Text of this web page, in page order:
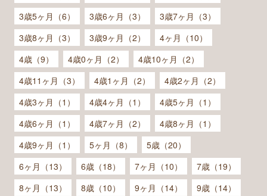
3歳5ヶ月（6）
3歳6ヶ月（3）
3歳7ヶ月（3）
3歳8ヶ月（3）
3歳9ヶ月（2）
4ヶ月（10）
4歳（9）
4歳0ヶ月（2）
4歳10ヶ月（2）
4歳11ヶ月（3）
4歳1ヶ月（2）
4歳2ヶ月（2）
4歳3ヶ月（1）
4歳4ヶ月（1）
4歳5ヶ月（1）
4歳6ヶ月（1）
4歳7ヶ月（2）
4歳8ヶ月（1）
4歳9ヶ月（1）
5ヶ月（8）
5歳（20）
6ヶ月（13）
6歳（18） 7ヶ月（10）
7歳（19）
8ヶ月（13）
8歳（10） 9ヶ月（14）
9歳（14）